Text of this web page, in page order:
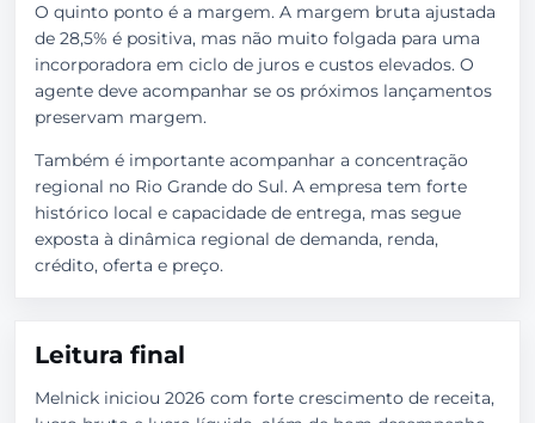
O quinto ponto é a margem. A margem bruta ajustada
de 28,5% é positiva, mas não muito folgada para uma
incorporadora em ciclo de juros e custos elevados. O
agente deve acompanhar se os próximos lançamentos
preservam margem.
Também é importante acompanhar a concentração
regional no Rio Grande do Sul. A empresa tem forte
histórico local e capacidade de entrega, mas segue
exposta à dinâmica regional de demanda, renda,
crédito, oferta e preço.
Leitura final
Melnick iniciou 2026 com forte crescimento de receita,